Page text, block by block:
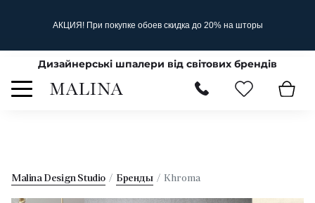
АКЦИЯ! При покупке обоев скидка до 20% на шторы
Дизайнерські шпалери від світових брендів
Malina Design Studio Бренды Khroma